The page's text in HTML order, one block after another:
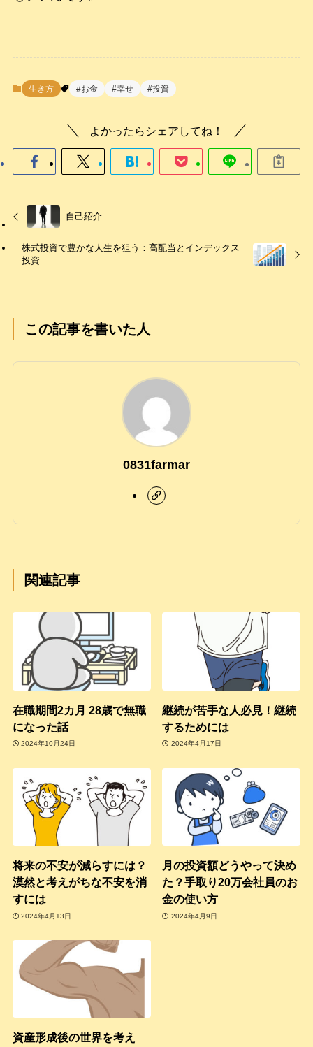
生き方 #お金 #幸せ #投資
よかったらシェアしてね！
自己紹介
株式投資で豊かな人生を狙う：高配当とインデックス
投資
この記事を書いた人
0831farmar
関連記事
在職期間2カ月 28歳で無職
になった話
2024年10月24日
継続が苦手な人必見！継続
するためには
2024年4月17日
将来の不安が減らすには？
漠然と考えがちな不安を消
すには
2024年4月13日
月の投資額どうやって決め
た？手取り20万会社員のお
金の使い方
2024年4月9日
資産形成後の世界を考え